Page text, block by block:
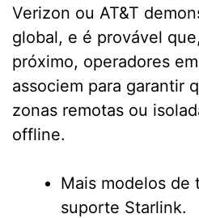
Verizon ou AT&T
global, e é provável
próximo, operadores
associem para garantir
zonas remotas ou
offline.
Mais modelos de
suporte Starlink.